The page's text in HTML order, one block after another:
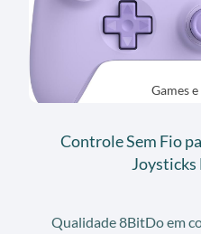
Games
Controle Sem Fio
Joysticks
Qualidade 8BitDo em